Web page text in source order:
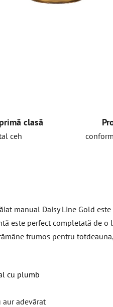
clasă
ceh
manual Daisy Line Gold
este perfect completată de
frumos pentru
cu plumb
adevărat